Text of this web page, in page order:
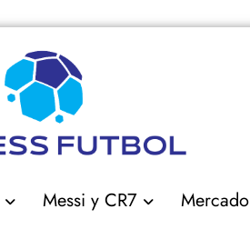
Messi y CR7 Mercado